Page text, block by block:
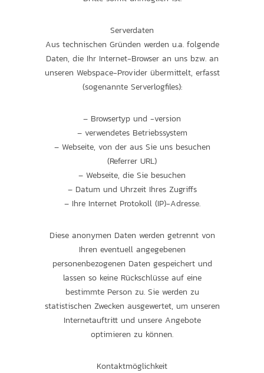
Serverdaten
Aus technischen Gründen werden u.a. folgende
Daten, die Ihr Internet-Browser an uns bzw. an
unseren Webspace-Provider übermittelt, erfasst
(sogenannte Serverlogfiles):
– Browsertyp und -version
– verwendetes Betriebssystem
– Webseite, von der aus Sie uns besuchen
(Referrer URL)
– Webseite, die Sie besuchen
– Datum und Uhrzeit Ihres Zugriffs
– Ihre Internet Protokoll (IP)-Adresse.
Diese anonymen Daten werden getrennt von
Ihren eventuell angegebenen
personenbezogenen Daten gespeichert und
lassen so keine Rückschlüsse auf eine
bestimmte Person zu. Sie werden zu
statistischen Zwecken ausgewertet, um unseren
Internetauftritt und unsere Angebote
optimieren zu können.
Kontaktmöglichkeit